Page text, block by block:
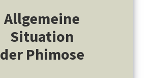
Allgemeine
Situation
der Phimose